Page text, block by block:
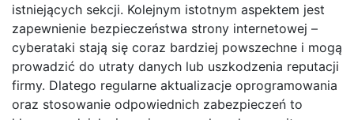
istniejących sekcji. Kolejnym istotnym aspektem jest
zapewnienie bezpieczeństwa strony internetowej –
cyberataki stają się coraz bardziej powszechne i mogą
prowadzić do utraty danych lub uszkodzenia reputacji
firmy. Dlatego regularne aktualizacje oprogramowania
oraz stosowanie odpowiednich zabezpieczeń to